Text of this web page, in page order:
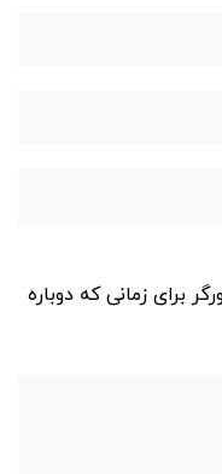
برای زمانی که دوباره